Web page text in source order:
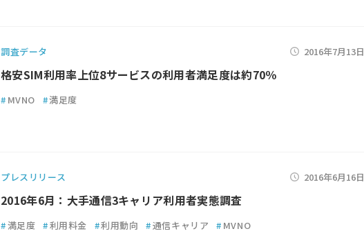
調査データ 2016年7月13日
格安SIM利用率上位8サービスの利用者満足度は約70％
# MVNO #満足度
プレスリリース 2016年6月16日
2016年6月：大手通信3キャリア利用者実態調査
#満足度 #利用料金 #利用動向 #通信キャリア # MVNO